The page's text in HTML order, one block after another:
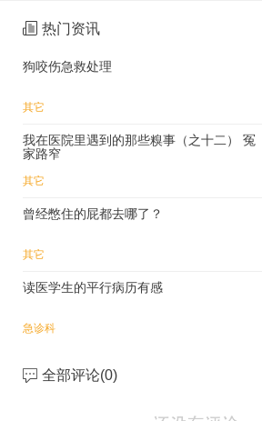
热门资讯
狗咬伤急救处理
其它
我在医院里遇到的那些糗事（之十二） 冤
家路窄
其它
曾经憋住的屁都去哪了？
其它
读医学生的平行病历有感
急诊科
全部评论(0)